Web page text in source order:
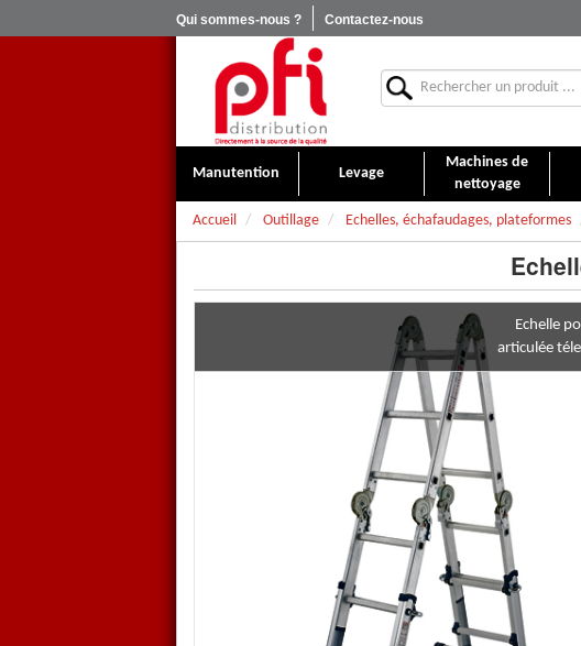
Qui sommes-nous ? Contactez-nous
Manutention Levage
Machines de
nettoyage
Accueil Outillage Echelles, échafaudages, plateformes
Echelle
articulée
Echelles pliantes articulées télescopique
Systême multi-positions avec 6
plusieurs positions.
D'une grande stabilité, les embases
une stabilité exceptionnelle.
Pliante, elle permet un gain de place pour
Sa grande modularité, grace à son
cette échelle d'être utilisée dans les
en qualité de plateforme grace à un
deux parties qui se clipse sur les échelons